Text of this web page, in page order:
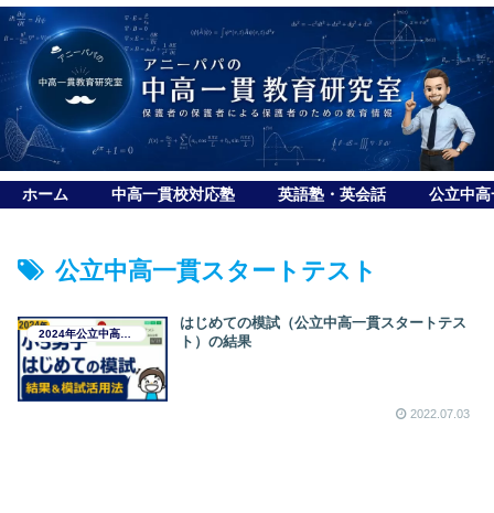
ホーム 中高一貫校対応塾 英語塾・英会話 公立中
公立中高一貫スタートテスト
2024年公立中高一貫校受検日記
はじめての模試（公立中高一貫スタートテス
ト）の結果
2022.07.03